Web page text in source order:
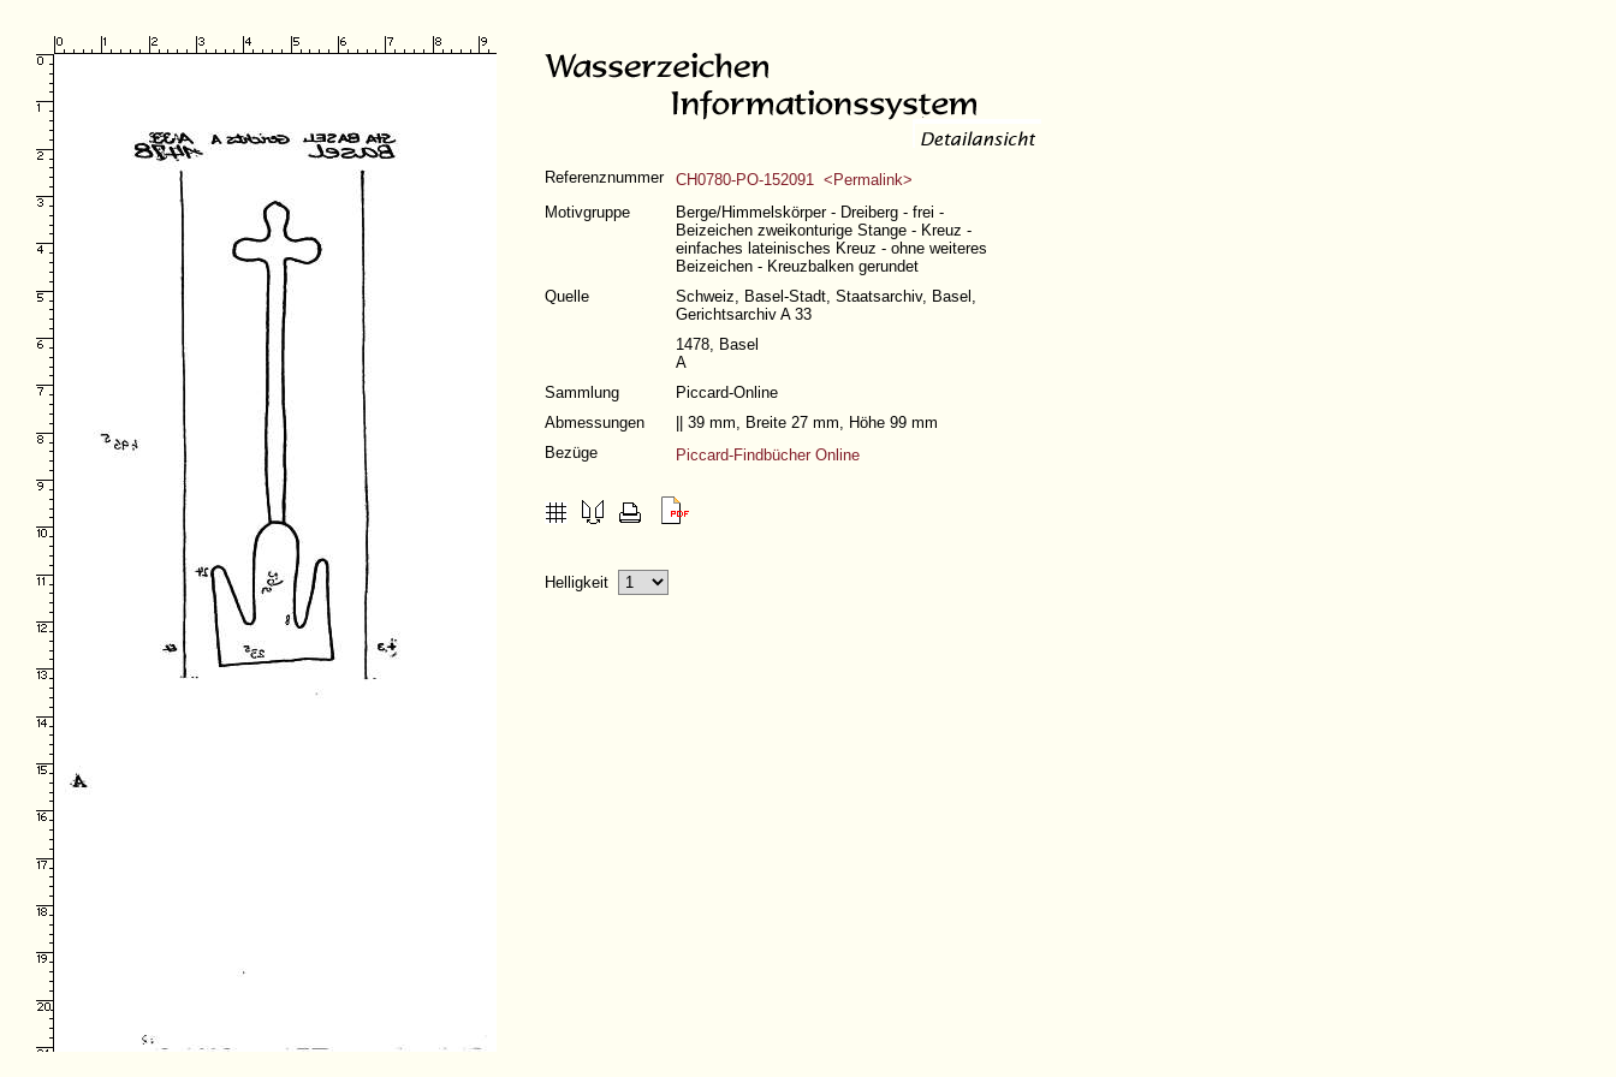
Referenznummer
CH0780-PO-152091 <Permalink>
Motivgruppe
Berge/Himmelskörper - Dreiberg - frei -
Beizeichen zweikonturige Stange - Kreuz -
einfaches lateinisches Kreuz - ohne weiteres
Beizeichen - Kreuzbalken gerundet
Quelle
Schweiz, Basel-Stadt, Staatsarchiv, Basel,
Gerichtsarchiv A 33
1478, Basel
A
Sammlung
Piccard-Online
Abmessungen
|| 39 mm, Breite 27 mm, Höhe 99 mm
Bezüge
Piccard-Findbücher Online
Helligkeit